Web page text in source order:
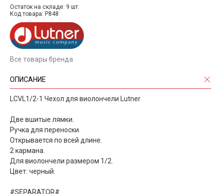
Остаток на складе: 9 шт.
Код товара: P848
Все товары бренда
ОПИСАНИЕ
LCVL1/2-1 Чехол для виолончели Lutner
Две вшитые лямки.
Ручка для переноски.
Открывается по всей длине.
2 кармана.
Для виолончели размером 1/2.
Цвет: черный.
#SEPARATOR#